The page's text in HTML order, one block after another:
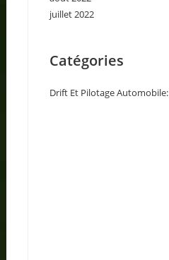
juillet 2022
Catégories
Drift Et Pilotage Automobile: